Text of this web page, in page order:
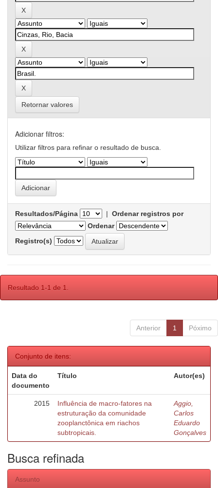
Retornar valores
Adicionar filtros:
Utilizar filtros para refinar o resultado de busca.
Resultados/Página | Ordenar registros por
Ordenar
Registro(s)
Resultado 1-1 de 1.
Anterior 1 Póximo
Conjunto de itens:
Data do
documento
Título Autor(es)
2015
Influência de macro-fatores na
estruturação da comunidade
zooplanctônica em riachos
subtropicais.
Aggio,
Carlos
Eduardo
Gonçalves
Busca refinada
Assunto